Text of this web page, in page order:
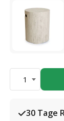
1
30 Tage